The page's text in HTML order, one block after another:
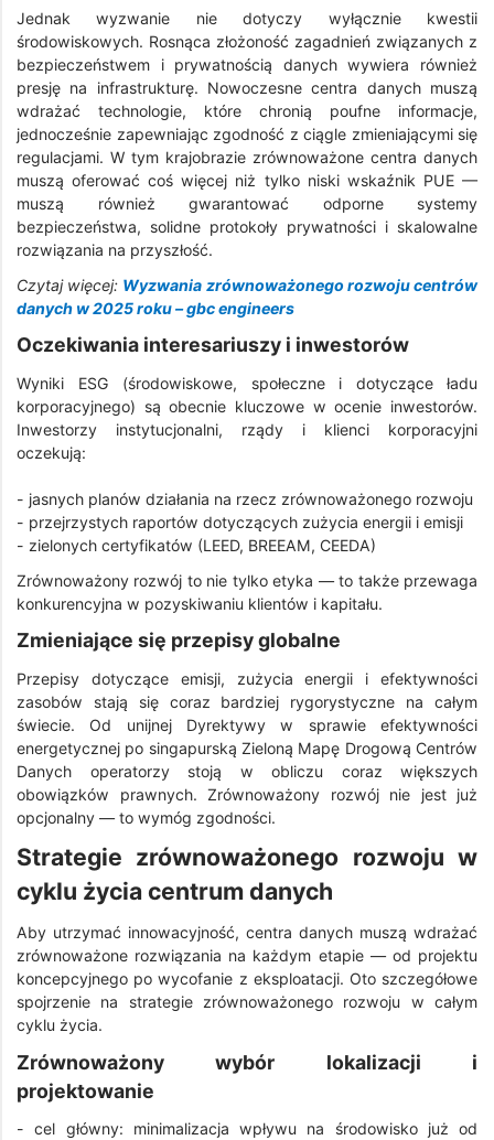
Jednak wyzwanie nie dotyczy wyłącznie kwestii
środowiskowych. Rosnąca złożoność zagadnień związanych z
bezpieczeństwem i prywatnością danych wywiera również
presję na infrastrukturę. Nowoczesne centra danych muszą
wdrażać technologie, które chronią poufne informacje,
jednocześnie zapewniając zgodność z ciągle zmieniającymi się
regulacjami. W tym krajobrazie zrównoważone centra danych
muszą oferować coś więcej niż tylko niski wskaźnik PUE —
muszą również gwarantować odporne systemy
bezpieczeństwa, solidne protokoły prywatności i skalowalne
rozwiązania na przyszłość.
Czytaj więcej: Wyzwania zrównoważonego rozwoju centrów
danych w 2025 roku – gbc engineers
Oczekiwania interesariuszy i inwestorów
Wyniki ESG (środowiskowe, społeczne i dotyczące ładu
korporacyjnego) są obecnie kluczowe w ocenie inwestorów.
Inwestorzy instytucjonalni, rządy i klienci korporacyjni
oczekują:
- jasnych planów działania na rzecz zrównoważonego rozwoju
- przejrzystych raportów dotyczących zużycia energii i emisji
- zielonych certyfikatów (LEED, BREEAM, CEEDA)
Zrównoważony rozwój to nie tylko etyka — to także przewaga
konkurencyjna w pozyskiwaniu klientów i kapitału.
Zmieniające się przepisy globalne
Przepisy dotyczące emisji, zużycia energii i efektywności
zasobów stają się coraz bardziej rygorystyczne na całym
świecie. Od unijnej Dyrektywy w sprawie efektywności
energetycznej po singapurską Zieloną Mapę Drogową Centrów
Danych operatorzy stoją w obliczu coraz większych
obowiązków prawnych. Zrównoważony rozwój nie jest już
opcjonalny — to wymóg zgodności.
Strategie zrównoważonego rozwoju w
cyklu życia centrum danych
Aby utrzymać innowacyjność, centra danych muszą wdrażać
zrównoważone rozwiązania na każdym etapie — od projektu
koncepcyjnego po wycofanie z eksploatacji. Oto szczegółowe
spojrzenie na strategie zrównoważonego rozwoju w całym
cyklu życia.
Zrównoważony wybór lokalizacji i
projektowanie
- cel główny: minimalizacja wpływu na środowisko już od